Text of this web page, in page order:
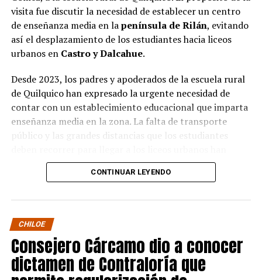
visita fue discutir la necesidad de establecer un centro
de enseñanza media en lapenínsula de Rilán, evitando
así el desplazamiento de los estudiantes hacia liceos
urbanos en Castro y Dalcahue.
Desde 2023, los padres y apoderados de la escuela rural
de Quilquico han expresado la urgente necesidad de
contar con un establecimiento educacional que imparta
enseñanza media en la zona. La falta de transporte
público y las grandes distancias que los estudiantes
generado preocupaciones sobre el desapego familiar y el
aumento de la deserción escolar.
Durante la visita, el Seremi de Educación pudo conocer
de primera mano el proyecto educativo de la escuela, el
cual tiene una fuerte orientación cultural, ambiental e
indígena. Los padres y apoderados presentaron sus
argumentos sobre la necesidad de avanzar en la
creación de un centro de enseñanza media en la
CONTINUAR LEYENDO
CHILOE
Consejero Cárcamo dio a conocer
dictamen de Contraloría que